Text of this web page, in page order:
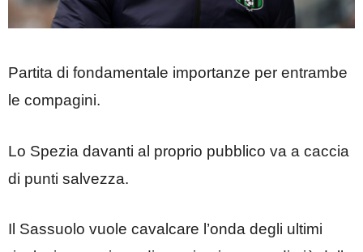
Partita di fondamentale importanze per entrambe
le compagini.
Lo Spezia davanti al proprio pubblico va a caccia
di punti salvezza.
Il Sassuolo vuole cavalcare l’onda degli ultimi